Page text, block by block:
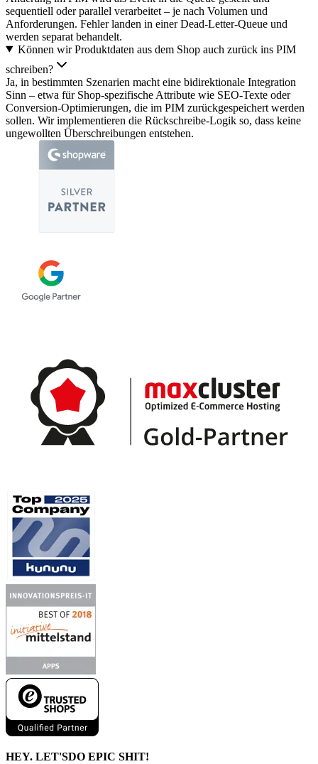
sequentiell oder parallel verarbeitet – je nach Volumen und
Anforderungen. Fehler landen in einer Dead-Letter-Queue und
werden separat behandelt.
Können wir Produktdaten aus dem Shop auch zurück ins PIM
schreiben?
Ja, in bestimmten Szenarien macht eine bidirektionale Integration
Sinn – etwa für Shop-spezifische Attribute wie SEO-Texte oder
Conversion-Optimierungen, die im PIM zurückgespeichert werden
sollen. Wir implementieren die Rückschreibe-Logik so, dass keine
ungewollten Überschreibungen entstehen.
HEY. LET'SDO EPIC SHIT!